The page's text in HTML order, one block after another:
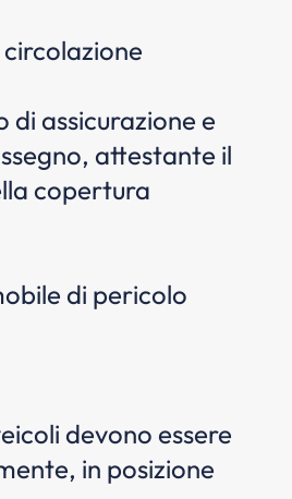
assicurazione e
attestante il
copertura
di pericolo
devono essere
in posizione